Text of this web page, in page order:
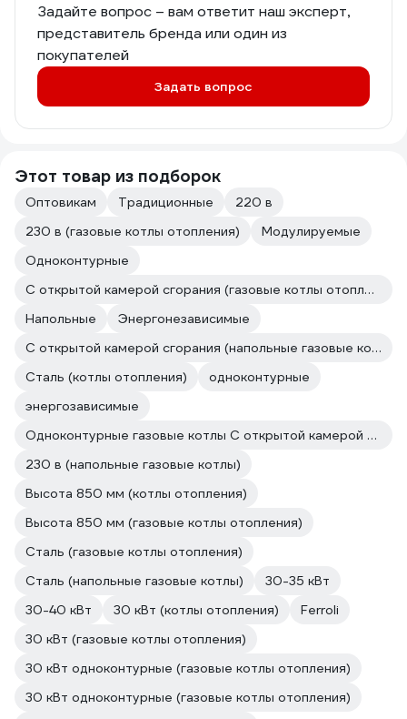
Задайте вопрос – вам ответит наш эксперт,
представитель бренда или один из
покупателей
Задать вопрос
Этот товар из подборок
Оптовикам Традиционные
220 в
230 в (газовые котлы отопления)
Модулируемые
Одноконтурные
С открытой камерой сгорания (газовые котлы отопления)
Напольные
Энергонезависимые
С открытой камерой сгорания (напольные газовые котлы)
Сталь (котлы отопления)
одноконтурные
энергозависимые
Одноконтурные газовые котлы С открытой камерой сгорания
230 в (напольные газовые котлы)
Высота 850 мм (котлы отопления)
Высота 850 мм (газовые котлы отопления)
Сталь (газовые котлы отопления)
Сталь (напольные газовые котлы)
30-35 кВт
30-40 кВт
30 кВт (котлы отопления)
Ferroli
30 кВт (газовые котлы отопления)
30 кВт одноконтурные (газовые котлы отопления)
30 кВт одноконтурные (газовые котлы отопления)